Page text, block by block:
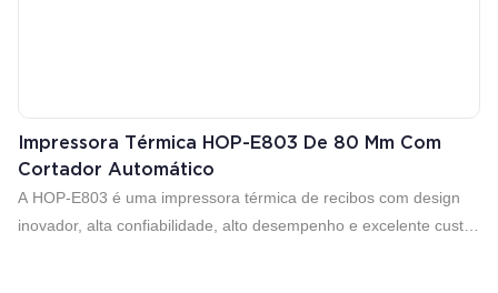
Impressora Térmica HOP-E803 De 80 Mm Com
Cortador Automático
A HOP-E803 é uma impressora térmica de recibos com design
inovador, alta confiabilidade, alto desempenho e excelente custo-